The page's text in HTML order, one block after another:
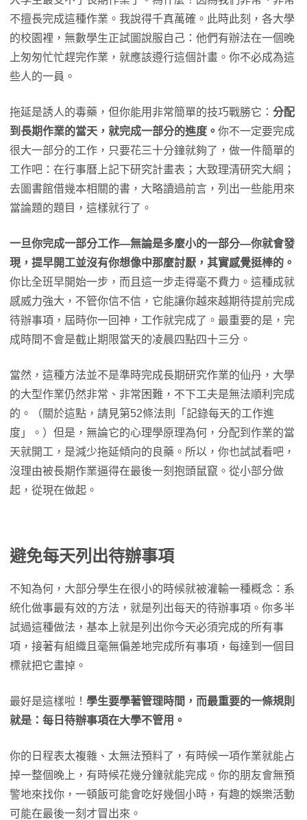
不擅長完成這種作業。我說得千真萬確。此時此刻，各大學
的校園裡，無數學生正試圖說服自己：他們有辦法在一個晚
上匆匆忙忙趕完作業，就應該遵行這個計畫。你不必成為這
些人的一員。
拖延是誘人的毒藥，但你能用非常簡單的技巧戰勝它： 分配
到長期作業的當天，就完成一部分的進度。 你不一定要完成
很大一部分的工作，只要花三十分鐘就夠了，做一件簡單的
工作吧：在行事曆上記下研究計畫表；大致理清研究大綱；
去圖書館借幾本相關的書，大略讀過前言，列出一些能用來
當論題的題目，這樣就行了。
一旦你完成一部分工作—無論是多麼小的一部分—你就會發
現，提早開工並沒有你想像中那麼討厭，其實感覺挺棒的。
你比全班早開始一步，而且這一步走得毫不費力。這種成就
感威力強大，不管你信不信，它能讓你越來越期待提前完成
待辦事項，屆時你一回神，工作就完成了。最重要的是，完
成時間不會是截止期限當天的凌晨四點四十三分。
當然，這種方法並不是準時完成長期研究作業的仙丹，大學
的大型作業仍然非常、非常困難，不下工夫是無法順利完成
的。（關於這點，請見第52條法則「記錄每天的工作進
度」。）但是，無論它的心理學原理為何，分配到作業的當
天就開工，是減少拖延傾向的良藥。所以，你也試試看吧，
沒理由被長期作業逼得在最後一刻抱頭鼠竄。從小部分做
起，從現在做起。
避免每天列出待辦事項
不知為何，大部分學生在很小的時候就被灌輸一種概念：系
統化做事最有效的方法，就是列出每天的待辦事項。你多半
試過這種做法，基本上就是列出你今天必須完成的所有事
項，接著有組織且毫無偏差地完成所有事項，每達到一個目
標就把它畫掉。
最好是這樣啦！ 學生要學著管理時間，而最重要的一條規則
就是：每日待辦事項在大學不管用。
你的日程表太複雜、太無法預料了，有時候一項作業就能占
掉一整個晚上，有時候花幾分鐘就能完成。你的朋友會無預
警地來找你，一頓飯可能會吃好幾個小時，有趣的娛樂活動
可能在最後一刻才冒出來。